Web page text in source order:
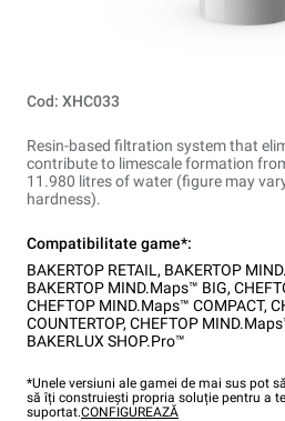
Cod: XHC033
Resin-based filtration system that
contribute to limescale formation
11.980 litres of water (figure may
hardness).
Compatibilitate game*:
BAKERTOP RETAIL , BAKERTOP
BAKERTOP MIND.Maps™ BIG,
CHEFTOP MIND.Maps™ COMPACT,
COUNTERTOP, CHEFTOP
BAKERLUX SHOP.Pro™
*Unele versiuni ale gamei de mai sus pot
să îți construiești propria soluție pentru a
suportat.CONFIGUREAZĂ